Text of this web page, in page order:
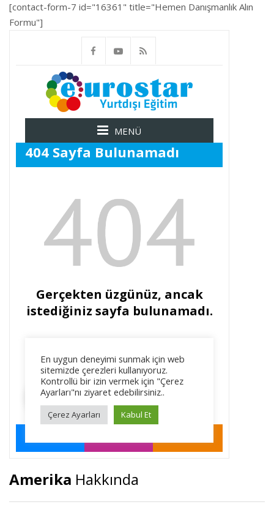
[contact-form-7 id="16361" title="Hemen Danışmanlık Alın
Formu"]
Amerika Hakkında